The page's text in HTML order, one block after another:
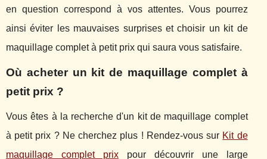
en question correspond à vos attentes. Vous pourrez
ainsi éviter les mauvaises surprises et choisir un kit de
maquillage complet à petit prix qui saura vous satisfaire.
Où acheter un kit de maquillage complet à
petit prix ?
Vous êtes à la recherche d'un kit de maquillage complet
à petit prix ? Ne cherchez plus ! Rendez-vous sur Kit de
maquillage complet prixpour découvrir une large